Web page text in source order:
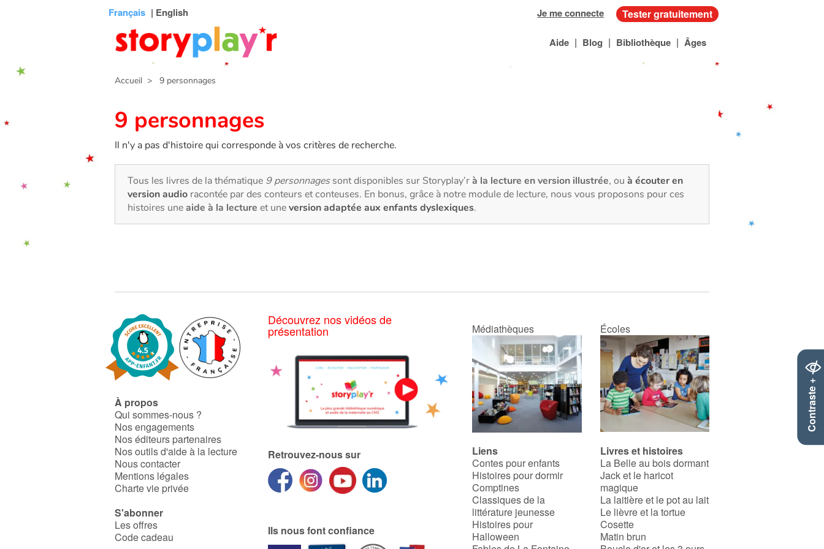
Contraste +
Français | English Je me connecte Tester gratuitement
Aide | Blog | Bibliothèque | Âges
Accueil > 9 personnages
9 personnages
Il n'y a pas d'histoire qui corresponde à vos critères de recherche.
Tous les livres de la thématique 9 personnagessont disponibles sur Storyplay’rà la lecture en version illustrée, ou à écouter en
version audio racontée par des conteurs et conteuses. En bonus, grâce à notre module de lecture, nous vous proposons pour ces
histoires uneaide à la lecture et uneversion adaptée aux enfants dyslexiques.
À propos
Qui sommes-nous ?
Nos engagements
Nos éditeurs partenaires
Nos outils d'aide à la lecture
Nous contacter
Mentions légales
Charte vie privée
S'abonner
Les offres
Code cadeau
Découvrez nos vidéos de
présentation
Retrouvez-nous sur
Ils nous font confiance
Médiathèques Écoles
Liens
Contes pour enfants
Histoires pour dormir
Comptines
Classiques de la
littérature jeunesse
Histoires pour
Halloween
Livres et histoires
La Belle au bois dormant
Jack et le haricot
magique
La laitière et le pot au lait
Le lièvre et la tortue
Cosette
Matin brun